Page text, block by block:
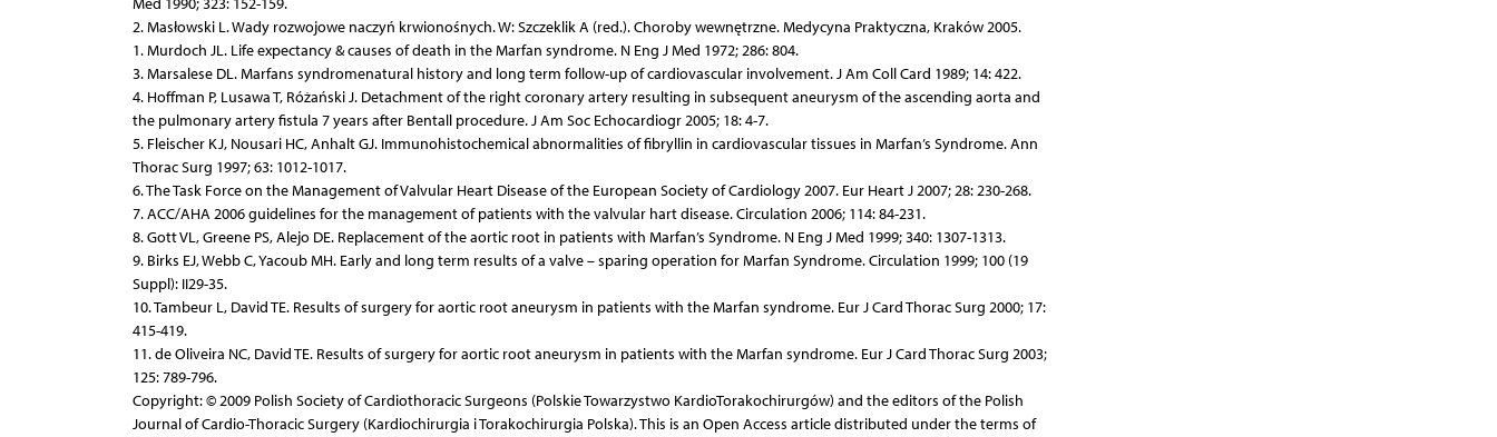
2. Masłowski L. Wady rozwojowe naczyń krwionośnych. W: Szczeklik A (red.). Choroby wewnętrzne. Medycyna Praktyczna, Kraków 2005.
1. Murdoch JL. Life expectancy & causes of death in the Marfan syndrome. N Eng J Med 1972; 286: 804.
3. Marsalese DL. Marfans syndromenatural history and long term follow-up of cardiovascular involvement. J Am Coll Card 1989; 14: 422.
4. Hoffman P, Lusawa T, Różański J. Detachment of the right coronary artery resulting in subsequent aneurysm of the ascending aorta and
the pulmonary artery fistula 7 years after Bentall procedure. J Am Soc Echocardiogr 2005; 18: 4-7.
5. Fleischer KJ, Nousari HC, Anhalt GJ. Immunohistochemical abnormalities of fibryllin in cardiovascular tissues in Marfan’s Syndrome. Ann
Thorac Surg 1997; 63: 1012-1017.
6. The Task Force on the Management of Valvular Heart Disease of the European Society of Cardiology 2007. Eur Heart J 2007; 28: 230-268.
7. ACC/AHA 2006 guidelines for the management of patients with the valvular hart disease. Circulation 2006; 114: 84-231.
8. Gott VL, Greene PS, Alejo DE. Replacement of the aortic root in patients with Marfan’s Syndrome. N Eng J Med 1999; 340: 1307-1313.
9. Birks EJ, Webb C, Yacoub MH. Early and long term results of a valve – sparing operation for Marfan Syndrome. Circulation 1999; 100 (19
Suppl): II29-35.
10. Tambeur L, David TE. Results of surgery for aortic root aneurysm in patients with the Marfan syndrome. Eur J Card Thorac Surg 2000; 17:
415-419.
11. de Oliveira NC, David TE. Results of surgery for aortic root aneurysm in patients with the Marfan syndrome. Eur J Card Thorac Surg 2003;
125: 789-796.
Copyright: © 2009 Polish Society of Cardiothoracic Surgeons (Polskie Towarzystwo KardioTorakochirurgów) and the editors of the Polish
Journal of Cardio-Thoracic Surgery (Kardiochirurgia i Torakochirurgia Polska). This is an Open Access article distributed under the terms of